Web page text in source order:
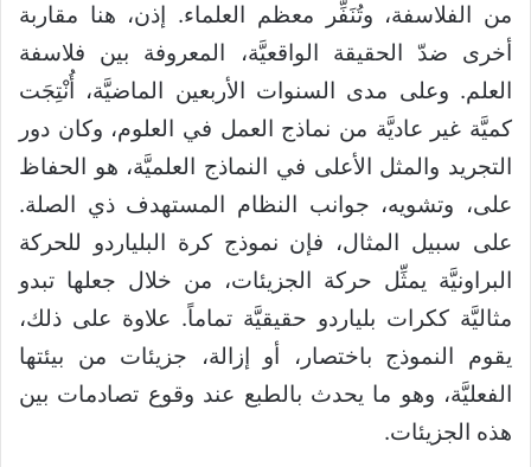
من الفلاسفة، وتُنَفِّر معظم العلماء. إذن، هنا مقاربة
أخرى ضدّ الحقيقة الواقعيَّة، المعروفة بين فلاسفة
العلم. وعلى مدى السنوات الأربعين الماضيَّة، أُنْتِجَت
كميَّة غير عاديَّة من نماذج العمل في العلوم، وكان دور
التجريد والمثل الأعلى في النماذج العلميَّة، هو الحفاظ
على، وتشويه، جوانب النظام المستهدف ذي الصلة.
على سبيل المثال، فإن نموذج كرة البلياردو للحركة
البراونيَّة يمثِّل حركة الجزيئات، من خلال جعلها تبدو
مثاليَّة ككرات بلياردو حقيقيَّة تماماً. علاوة على ذلك،
يقوم النموذج باختصار، أو إزالة، جزيئات من بيئتها
الفعليَّة، وهو ما يحدث بالطبع عند وقوع تصادمات بين
هذه الجزيئات.